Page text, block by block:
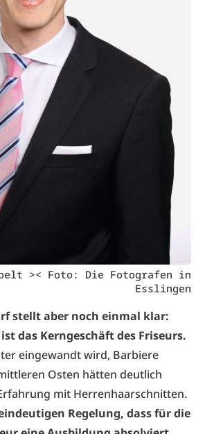
>< Foto: Die Fotografen in
Esslingen
stellt aber noch einmal klar:
das Kerngeschäft des Friseurs.
eingewandt wird, Barbiere
Osten hätten deutlich
mit Herrenhaarschnitten.
Regelung, dass für die